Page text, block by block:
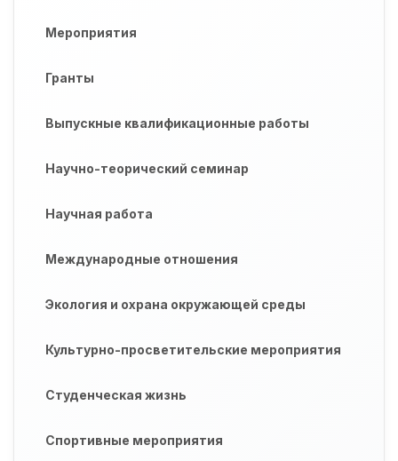
Мероприятия
Гранты
Выпускные квалификационные работы
Научно-теорический семинар
Научная работа
Международные отношения
Экология и охрана окружающей среды
Культурно-просветительские мероприятия
Студенческая жизнь
Спортивные мероприятия